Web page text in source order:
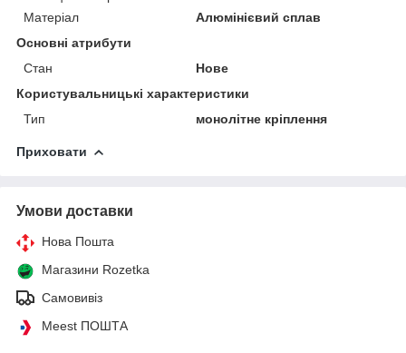
Матеріал
Алюмінієвий сплав
Основні атрибути
Стан
Нове
Користувальницькі характеристики
Тип
монолітне кріплення
Приховати
Умови доставки
Нова Пошта
Магазини Rozetka
Самовивіз
Meest ПОШТА